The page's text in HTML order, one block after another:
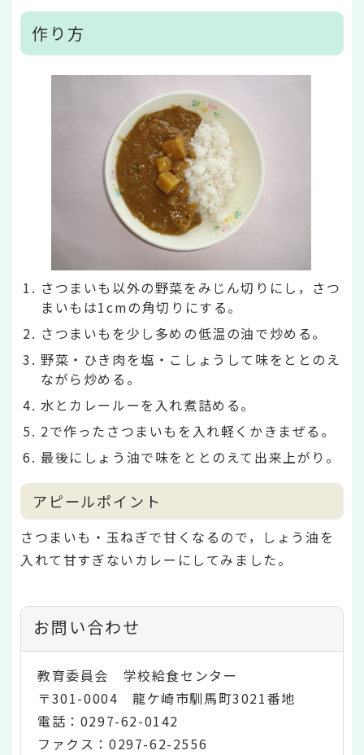
作り方
さつまいも以外の野菜をみじん切りにし，さつ
まいもは1cmの角切りにする。
さつまいもを少し多めの低温の油で炒める。
野菜・ひき肉を塩・こしょうして味をととのえ
ながら炒める。
水とカレールーを入れ煮詰める。
2で作ったさつまいもを入れ軽くかきまぜる。
最後にしょう油で味をととのえて出来上がり。
アピールポイント
さつまいも・玉ねぎで甘くなるので，しょう油を
入れて甘すぎないカレーにしてみました。
お問い合わせ
教育委員会 学校給食センター
〒301-0004 龍ケ崎市馴馬町3021番地
電話：0297-62-0142
ファクス：0297-62-2556